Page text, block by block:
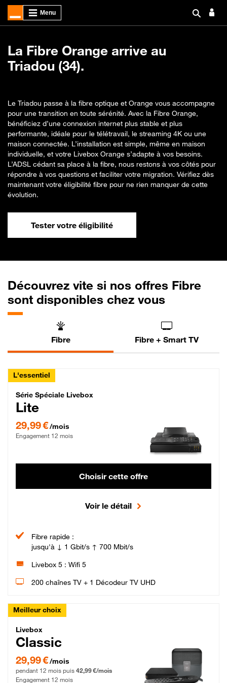
La Fibre Orange arrive au
Triadou (34).
Le Triadou passe à la fibre optique et Orange vous accompagne
pour une transition en toute sérénité. Avec la Fibre Orange,
bénéficiez d’une connexion internet plus stable et plus
performante, idéale pour le télétravail, le streaming 4K ou une
maison connectée. L’installation est simple, même en maison
individuelle, et votre Livebox Orange s’adapte à vos besoins.
L’ADSL cédant sa place à la fibre, nous restons à vos côtés pour
répondre à vos questions et faciliter votre migration. Vérifiez dès
maintenant votre éligibilité fibre pour ne rien manquer de cette
évolution.
Tester votre éligibilité
Découvrez vite si nos offres Fibre
sont disponibles chez vous
Fibre Fibre + Smart TV
L'essentiel
Série Spéciale Livebox Lite Fibre
Série Spéciale Livebox
Lite
29,99 €/mois
Engagement 12 mois
Choisir cette offre
Voir le détail
Fibre rapide :
jusqu'à ↓ 1 Gbit/s ↑ 700 Mbit/s
Livebox 5 : Wifi 5
200 chaînes TV + 1 Décodeur TV UHD
Meilleur choix
Livebox Classic Fibre
Livebox
Classic
29,99 € par mois pendant 12 mois puis 42,99 € par mois, Engagement 12 mois
29,99 €/mois
pendant 12 mois puis 42,99 €/mois
Engagement 12 mois